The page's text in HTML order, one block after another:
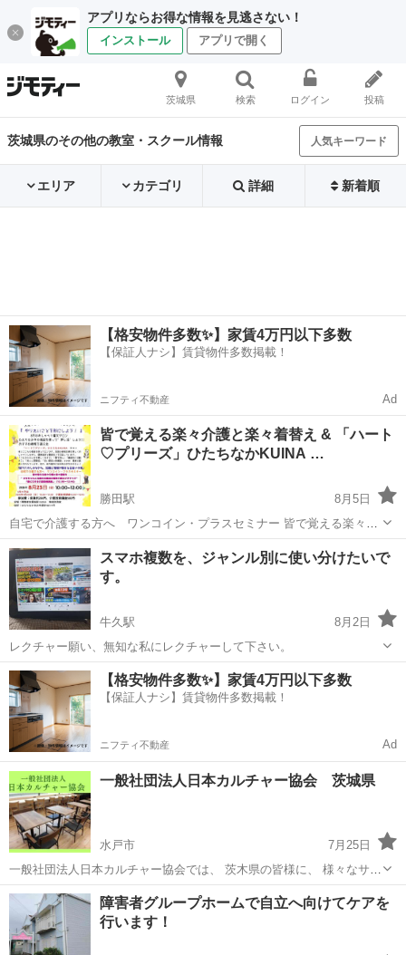
アプリならお得な情報を見逃さない！
インストール アプリで開く
茨城県 検索 ログイン 投稿
茨城県のその他の教室・スクール情報 人気キーワード
エリア カテゴリ 詳細 新着順
【格安物件多数✨】家賃4万円以下多数
【保証人ナシ】賃貸物件多数掲載！
ニフティ不動産 Ad
皆で覚える楽々介護と楽々着替え & 「ハート
♡プリーズ」ひたちなかKUINA …
勝田駅
8月5日
自宅で介護する方へ ワンコイン・プラスセミナー 皆で覚える楽々介
護と楽々着替え ”ひろちゃんと北魔女の魔法の簡単介護エクササイズ”
「楽にできる介護技術講座」（12:00～12:40) 開催日 ２０２...
茨城 ひたちなか市 勝田駅 サロン
スマホ複数を、ジャンル別に使い分けたいで
す。
牛久駅
8月2日
レクチャー願い、無知な私にレクチャーして下さい。
茨城 牛久市 牛久駅 その他
【格安物件多数✨】家賃4万円以下多数
【保証人ナシ】賃貸物件多数掲載！
ニフティ不動産 Ad
一般社団法人日本カルチャー協会 茨城県
水戸市
7月25日
一般社団法人日本カルチャー協会では、 茨木県の皆様に、 様々なサポ
ートをご提供させていただいております。 下記のURLをクリックする
と、詳細情報を見ることができます。 皆様のご利用を心よりお待ちし
茨城 水戸市 その他 オンライン
障害者グループホームで自立へ向けてケアを
行います！